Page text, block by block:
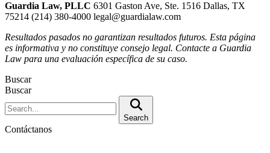
Guardia Law, PLLC 6301 Gaston Ave, Ste. 1516 Dallas, TX
75214 (214) 380-4000 legal@guardialaw.com
Resultados pasados no garantizan resultados futuros. Esta página
es informativa y no constituye consejo legal. Contacte a Guardia
Law para una evaluación específica de su caso.
Buscar
Buscar
Search
Contáctanos